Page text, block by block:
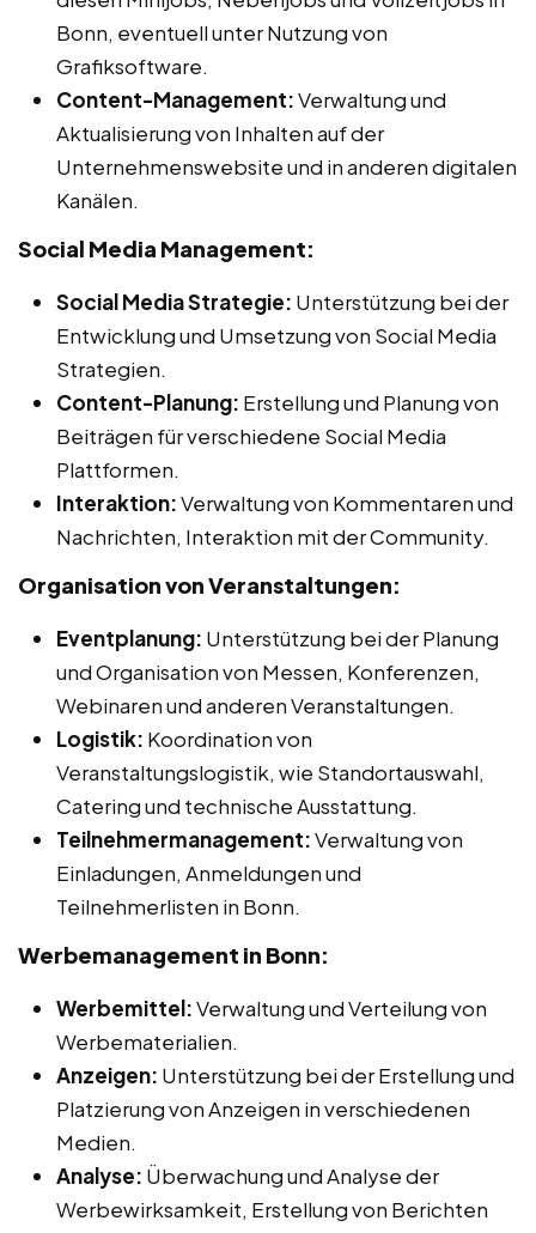
Bonn, eventuell unter Nutzung von
Grafiksoftware.
Content-Management:Verwaltung und
Aktualisierung von Inhalten auf der
Unternehmenswebsite und in anderen digitalen
Kanälen.
Social Media Management:
Social Media Strategie: Unterstützung bei der
Entwicklung und Umsetzung von Social Media
Strategien.
Content-Planung: Erstellung und Planung von
Beiträgen für verschiedene Social Media
Plattformen.
Interaktion:Verwaltung von Kommentaren und
Nachrichten, Interaktion mit der Community.
Organisation von Veranstaltungen:
Eventplanung: Unterstützung bei der Planung
und Organisation von Messen, Konferenzen,
Webinaren und anderen Veranstaltungen.
Logistik: Koordination von
Veranstaltungslogistik, wie Standortauswahl,
Catering und technische Ausstattung.
Teilnehmermanagement:Verwaltung von
Einladungen, Anmeldungen und
Teilnehmerlisten in Bonn.
Werbemanagement in Bonn:
Werbemittel:Verwaltung und Verteilung von
Werbematerialien.
Anzeigen: Unterstützung bei der Erstellung und
Platzierung von Anzeigen in verschiedenen
Medien.
Analyse: Überwachung und Analyse der
Werbewirksamkeit, Erstellung von Berichten